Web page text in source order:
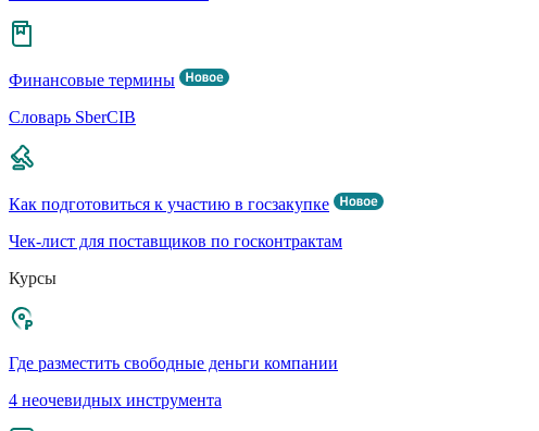
Финансовые термины
Словарь SberCIB
Как подготовиться к участию в госзакупке
Чек-лист для поставщиков по госконтрактам
Курсы
Где разместить свободные деньги компании
4 неочевидных инструмента